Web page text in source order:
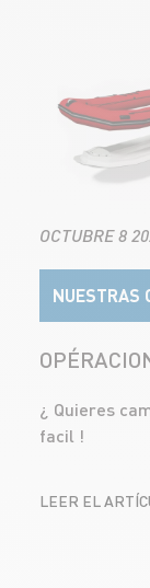
OCTUBRE 8
NUESTRAS
¿ Quieres
facil !
LEER EL